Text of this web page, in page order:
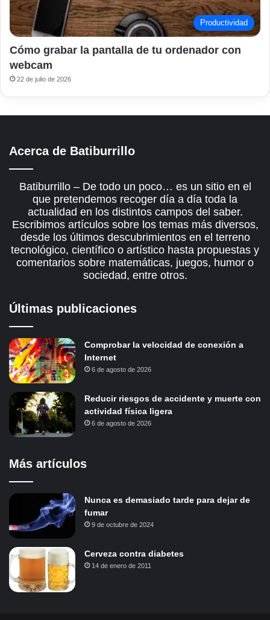
Productividad
Cómo grabar la pantalla de tu ordenador con
webcam
22 de julio de 2026
Acerca de Batiburrillo
Batiburrillo – De todo un poco… es un sitio en el
que pretendemos recoger día a día toda la
actualidad en los distintos campos del saber.
Escribimos artículos sobre los temas más diversos,
desde los últimos descubrimientos en el terreno
tecnológico, científico o artístico hasta propuestas y
comentarios sobre matemáticas, juegos, humor o
sociedad, entre otros.
Últimas publicaciones
Comprobar la velocidad de conexión a
Internet
6 de agosto de 2026
Reducir riesgos de accidente y muerte con
actividad física ligera
6 de agosto de 2026
Más artículos
Nunca es demasiado tarde para dejar de
fumar
9 de octubre de 2024
Cerveza contra diabetes
14 de enero de 2011